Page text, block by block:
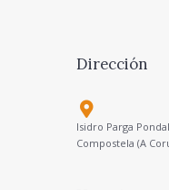
Dirección
Isidro Parga
Compostela (A